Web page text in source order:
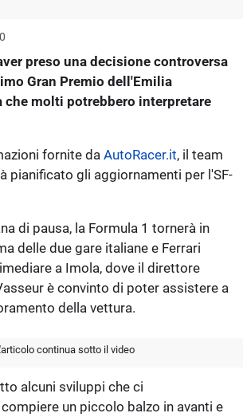
preso una decisione controversa
Gran Premio dell'Emilia
che molti potrebbero interpretare
fornite da AutoRacer.it, il team
pianificato gli aggiornamenti per l'SF-
di pausa, la Formula 1 tornerà in
delle due gare italiane e Ferrari
a Imola, dove il direttore
è convinto di poter assistere a
della vettura.
continua sotto il video
alcuni sviluppi che ci
un piccolo balzo in avanti e